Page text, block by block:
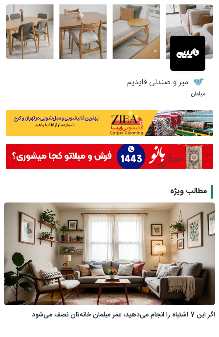
میز و صندلی فایدیم
مبلمان
مطالب ویژه
اگر این 7 اشتباه را انجام می‌دهید، عمر مبلمان خانه‌تان نصف می‌شود